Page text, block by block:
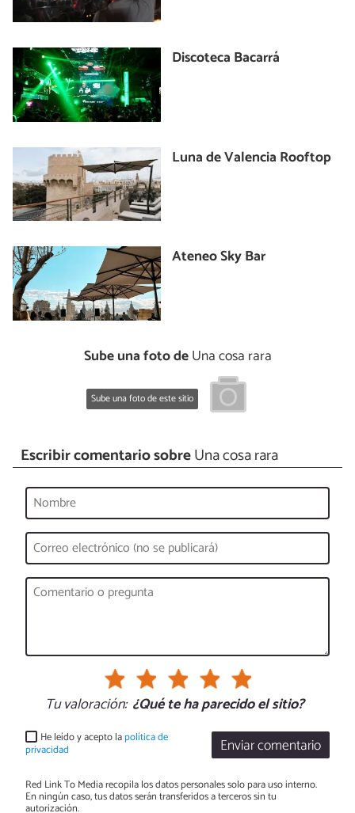
Discoteca Bacarrá
Luna de Valencia Rooftop
Ateneo Sky Bar
Sube una foto deUna cosa rara
Sube una foto de este sitio
Escribir comentario sobreUna cosa rara
Tu valoración: ¿Qué te ha parecido el sitio?
Enviar comentario
He leído y acepto lapolítica de
privacidad
Red Link To Media recopila los datos personales solo para uso interno.
En ningún caso, tus datos serán transferidos a terceros sin tu
autorización.